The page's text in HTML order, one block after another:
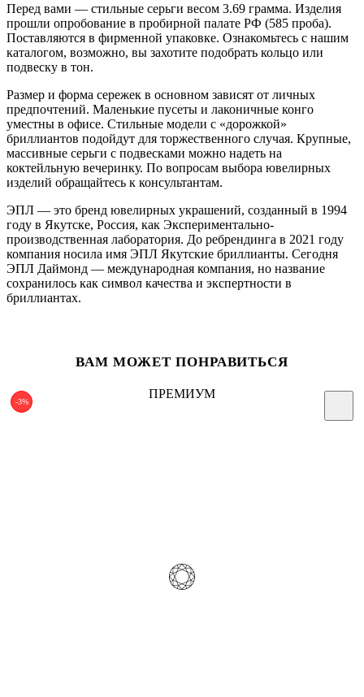
Перед вами — стильные серьги весом 3.69 грамма. Изделия
прошли опробование в пробирной палате РФ (585 проба).
Поставляются в фирменной упаковке. Ознакомьтесь с нашим
каталогом, возможно, вы захотите подобрать кольцо или
подвеску в тон.
Размер и форма сережек в основном зависят от личных
предпочтений. Маленькие пусеты и лаконичные конго
уместны в офисе. Стильные модели с «дорожкой»
бриллиантов подойдут для торжественного случая. Крупные,
массивные серьги с подвесками можно надеть на
коктейльную вечеринку. По вопросам выбора ювелирных
изделий обращайтесь к консультантам.
ЭПЛ — это бренд ювелирных украшений, созданный в 1994
году в Якутске, Россия, как Экспериментально-
производственная лаборатория. До ребрендинга в 2021 году
компания носила имя ЭПЛ Якутские бриллианты. Сегодня
ЭПЛ Даймонд — международная компания, но название
сохранилось как символ качества и экспертности в
бриллиантах.
ВАМ МОЖЕТ ПОНРАВИТЬСЯ
-3%
ПРЕМИУМ